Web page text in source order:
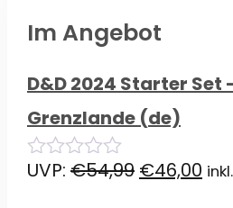
Im Angebot
D&D 2024 Starter Set
Grenzlande (de)
0
UVP: €54,99 €46,00